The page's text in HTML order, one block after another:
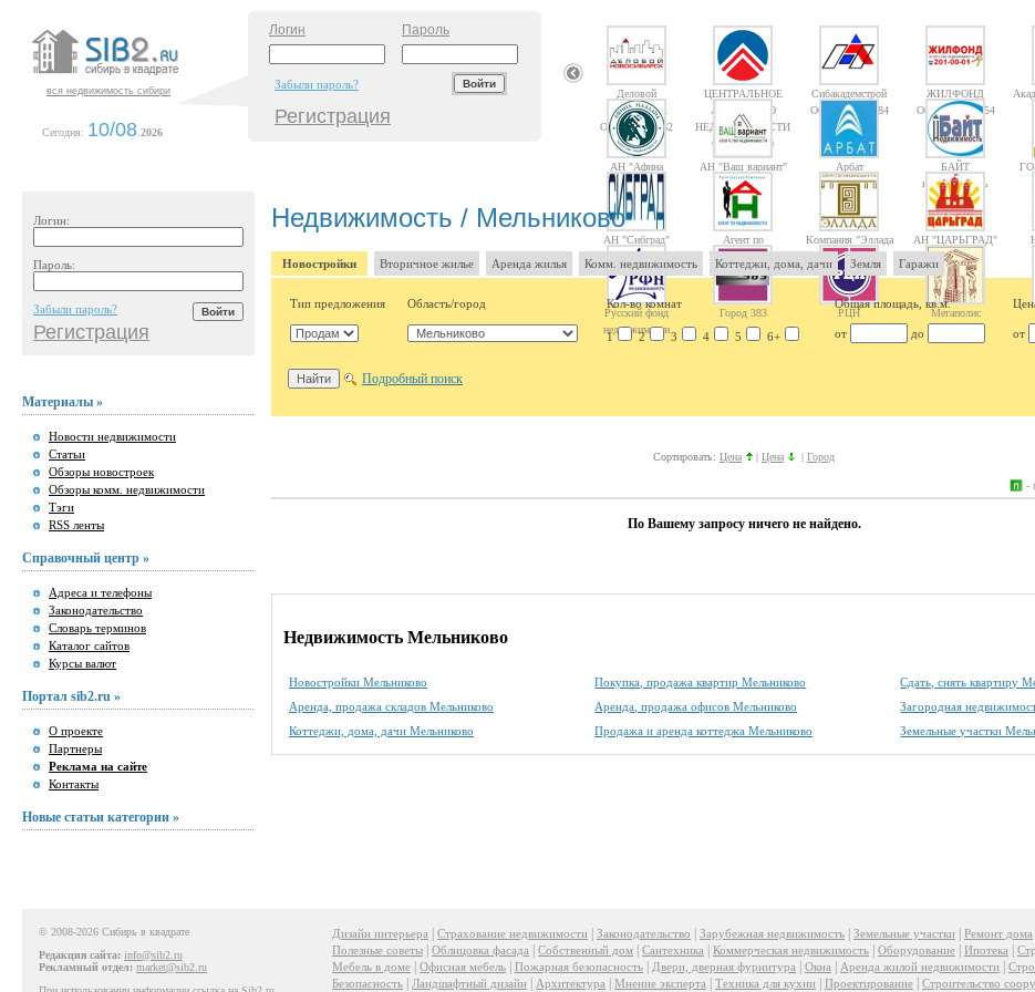
вся недвижимость сибири
Сегодня: 10/08 2026
Логин Пароль
Забыли пароль?
Регистрация
Деловой
Новосибирск
Объектов: 1362
ЦЕНТРАЛЬНОЕ
АГЕНТСТВО
НЕДВИЖИМОСТИ
Объектов: 10
Сибакадемстрой
Объектов: 10084
ЖИЛФОНД
Объектов: 14754
АН "Афина
Паллада"
АН "Ваш вариант" Арбат
БАЙТ
недвижимость
АН "Сибград"
Агент по
Недвижимости
Компания "Эллада
2000"
АН "ЦАРЬГРАД"
Русский фонд
недвижимости
Город 383 РЦН Мегаполис
Логин:
Пароль:
Забыли пароль?
Регистрация
Материалы »
Новости недвижимости
Статьи
Обзоры новостроек
Обзоры комм. недвижимости
Тэги
RSS ленты
Справочный центр »
Адреса и телефоны
Законодательство
Словарь терминов
Каталог сайтов
Курсы валют
Портал sib2.ru »
О проекте
Партнеры
Реклама на сайте
Контакты
Новые статьи категории »
Недвижимость / Мельниково
Новостройки Вторичное жилье Аренда жилья Комм. недвижимость Коттеджи, дома, дачи Земля Гаражи
Тип предложения Область/город Кол-во комнат Общая площадь, кв.м.
1 2 3 4 5 6+ от до от
Подробный поиск
Сортировать: Цена | Цена | Город
-
По Вашему запросу ничего не найдено.
Недвижимость Мельниково
Новостройки Мельниково Покупка, продажа квартир Мельниково
Сдать, снять квартиру
Аренда, продажа складов Мельниково
Аренда, продажа офисов Мельниково
Загородная
Коттеджи, дома, дачи Мельниково
Продажа и аренда коттеджа Мельниково Земельные участки
© 2008-2026 Сибирь в квадрате
Редакция сайта: info@sib2.ru
Рекламный отдел: market@sib2.ru
Дизайн интерьера Страхование недвижимости Законодательство Зарубежная недвижимость Земельные участки Ремонт дома
Полезные советы
Облицовка фасада Собственный дом Сантехника Коммерческая недвижимость Оборудование Ипотека
Мебель в доме
Офисная мебель Пожарная безопасность Двери, дверная фурнитура Окна Аренда жилой недвижимости
Безопасность
Ландшафтный дизайн Архитектура Мнение эксперта Техника для кухни Проектирование Строительство